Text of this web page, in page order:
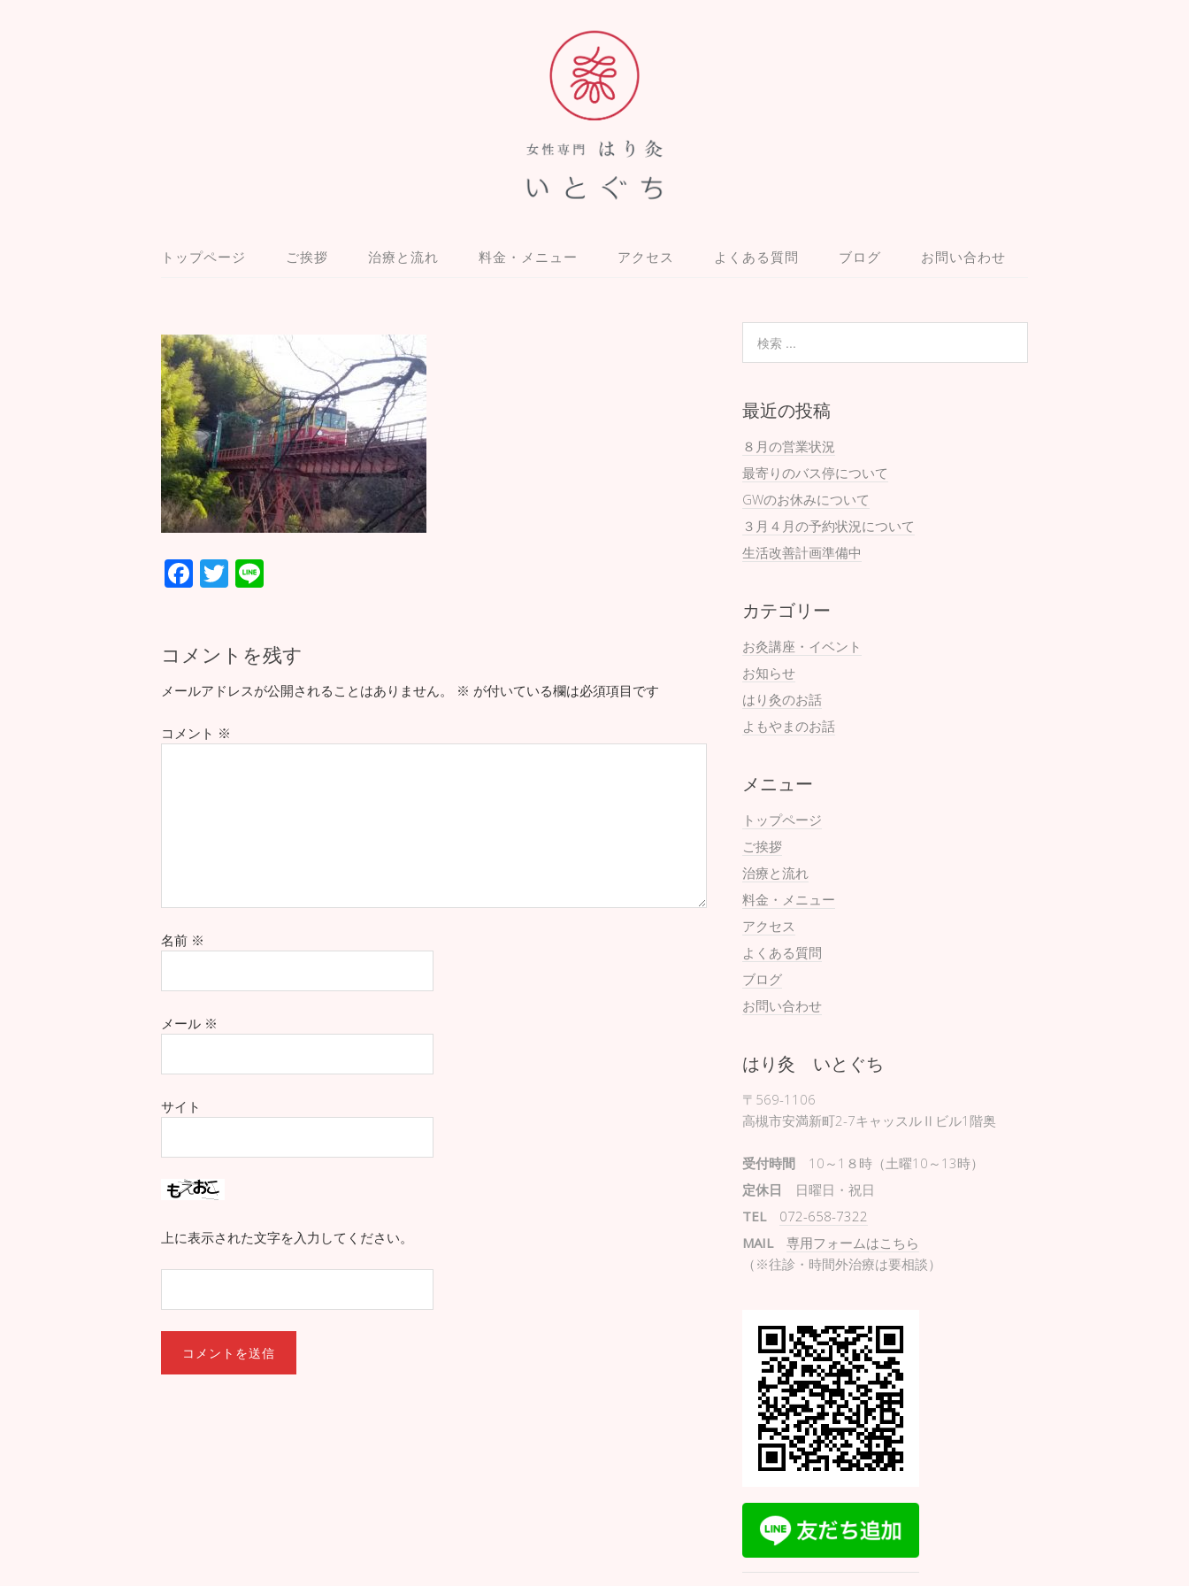
トップページ ご挨拶 治療と流れ 料金・メニュー アクセス よくある質問 ブログ お問い合わせ
F
b
o
k
T
er
コメントを残す
メールアドレスが公開されることはありません。 ※ が付いている欄は必須項目です
コメント ※
名前 ※
メール ※
サイト
上に表示された文字を入力してください。
最近の投稿
８月の営業状況
最寄りのバス停について
GWのお休みについて
３月４月の予約状況について
生活改善計画準備中
カテゴリー
お灸講座・イベント
お知らせ
はり灸のお話
よもやまのお話
メニュー
トップページ
ご挨拶
治療と流れ
料金・メニュー
アクセス
よくある質問
ブログ
お問い合わせ
はり灸 いとぐち
〒569-1106
高槻市安満新町2-7キャッスルⅡビル1階奥
受付時間10～1８時（土曜10～13時）
定休日 日曜日・祝日
TEL
072-658-7322
MAIL
専用フォームはこちら
（※往診・時間外治療は要相談）